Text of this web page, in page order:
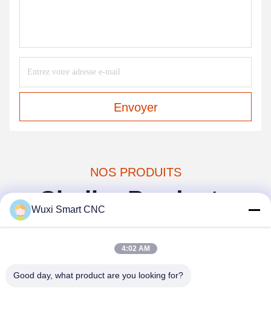
Envoyer
NOS PRODUITS
Similar Products
Wuxi Smart CNC
4:02 AM
Good day, what product are you looking for?